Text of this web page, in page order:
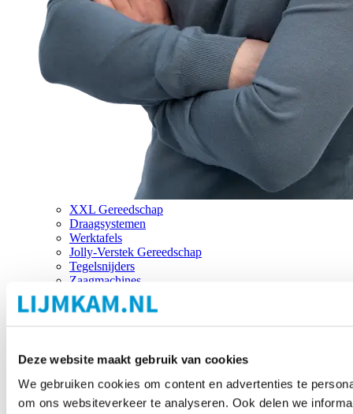
Deze website maakt gebruik van cookies
We gebruiken cookies om content en advertenties te
om ons websiteverkeer te analyseren. Ook delen we
XXL Gereedschap
Draagsystemen
Werktafels
Jolly-Verstek Gereedschap
Tegelsnijders
Zaagmachines
Merken